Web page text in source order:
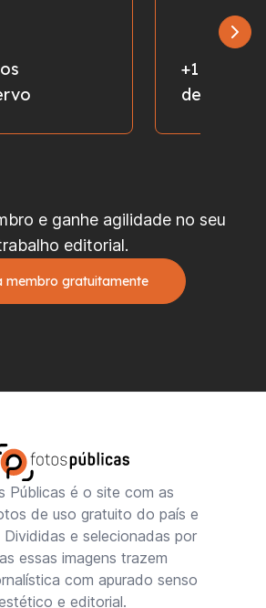
+1 milhão
de fotos
e ganhe agilidade no seu
editorial.
membro gratuitamente
Públicas é o site com as
de uso gratuito do país e
e selecionadas por
essas imagens trazem
com apurado senso
e editorial.